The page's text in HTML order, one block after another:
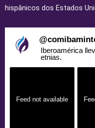
hispânicos dos Estados
@
Iberoamérica
etnias.
Feed not available